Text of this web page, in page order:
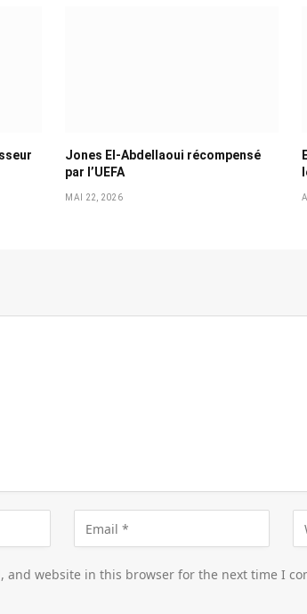
Jones El-Abdellaoui récompensé
par l’UEFA
MAI 22, 2026
and website in this browser for the next time I